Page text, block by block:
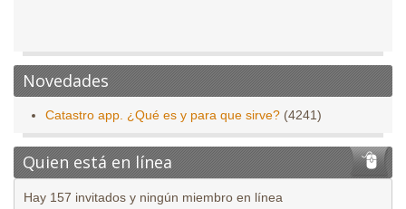
Novedades
Catastro app. ¿Qué es y para que sirve? (4241)
Quien está en línea
Hay 157 invitados y ningún miembro en línea